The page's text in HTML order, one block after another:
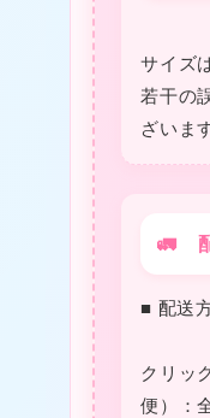
サイズ
若干の
ざいま
🚛
■ 配送
クリッ
便）：
❤